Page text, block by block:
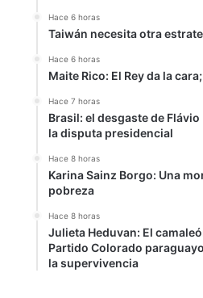
Hace 6 horas
Taiwán necesita otra
Hace 6 horas
Maite Rico: El Rey da la
Hace 7 horas
Brasil: el desgaste de
la disputa presidencial
Hace 8 horas
Karina Sainz Borgo: Una
pobreza
Hace 8 horas
Julieta Heduvan: El
Partido Colorado
la supervivencia